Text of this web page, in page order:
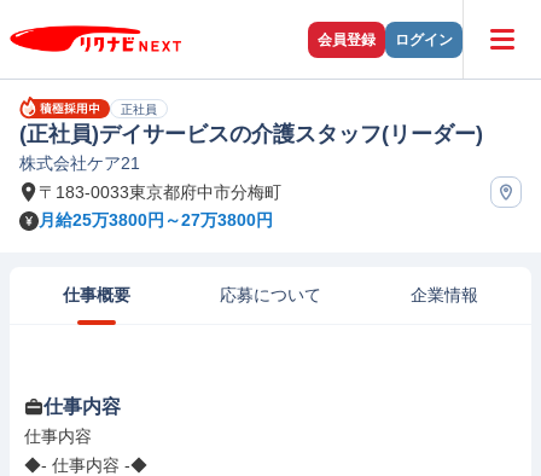
会員登録 ログイン
正社員
(正社員)デイサービスの介護スタッフ(リーダー)
株式会社ケア21
〒183-0033東京都府中市分梅町
月給25万3800円～27万3800円
仕事概要 応募について 企業情報
仕事内容
仕事内容
◆- 仕事内容 -◆